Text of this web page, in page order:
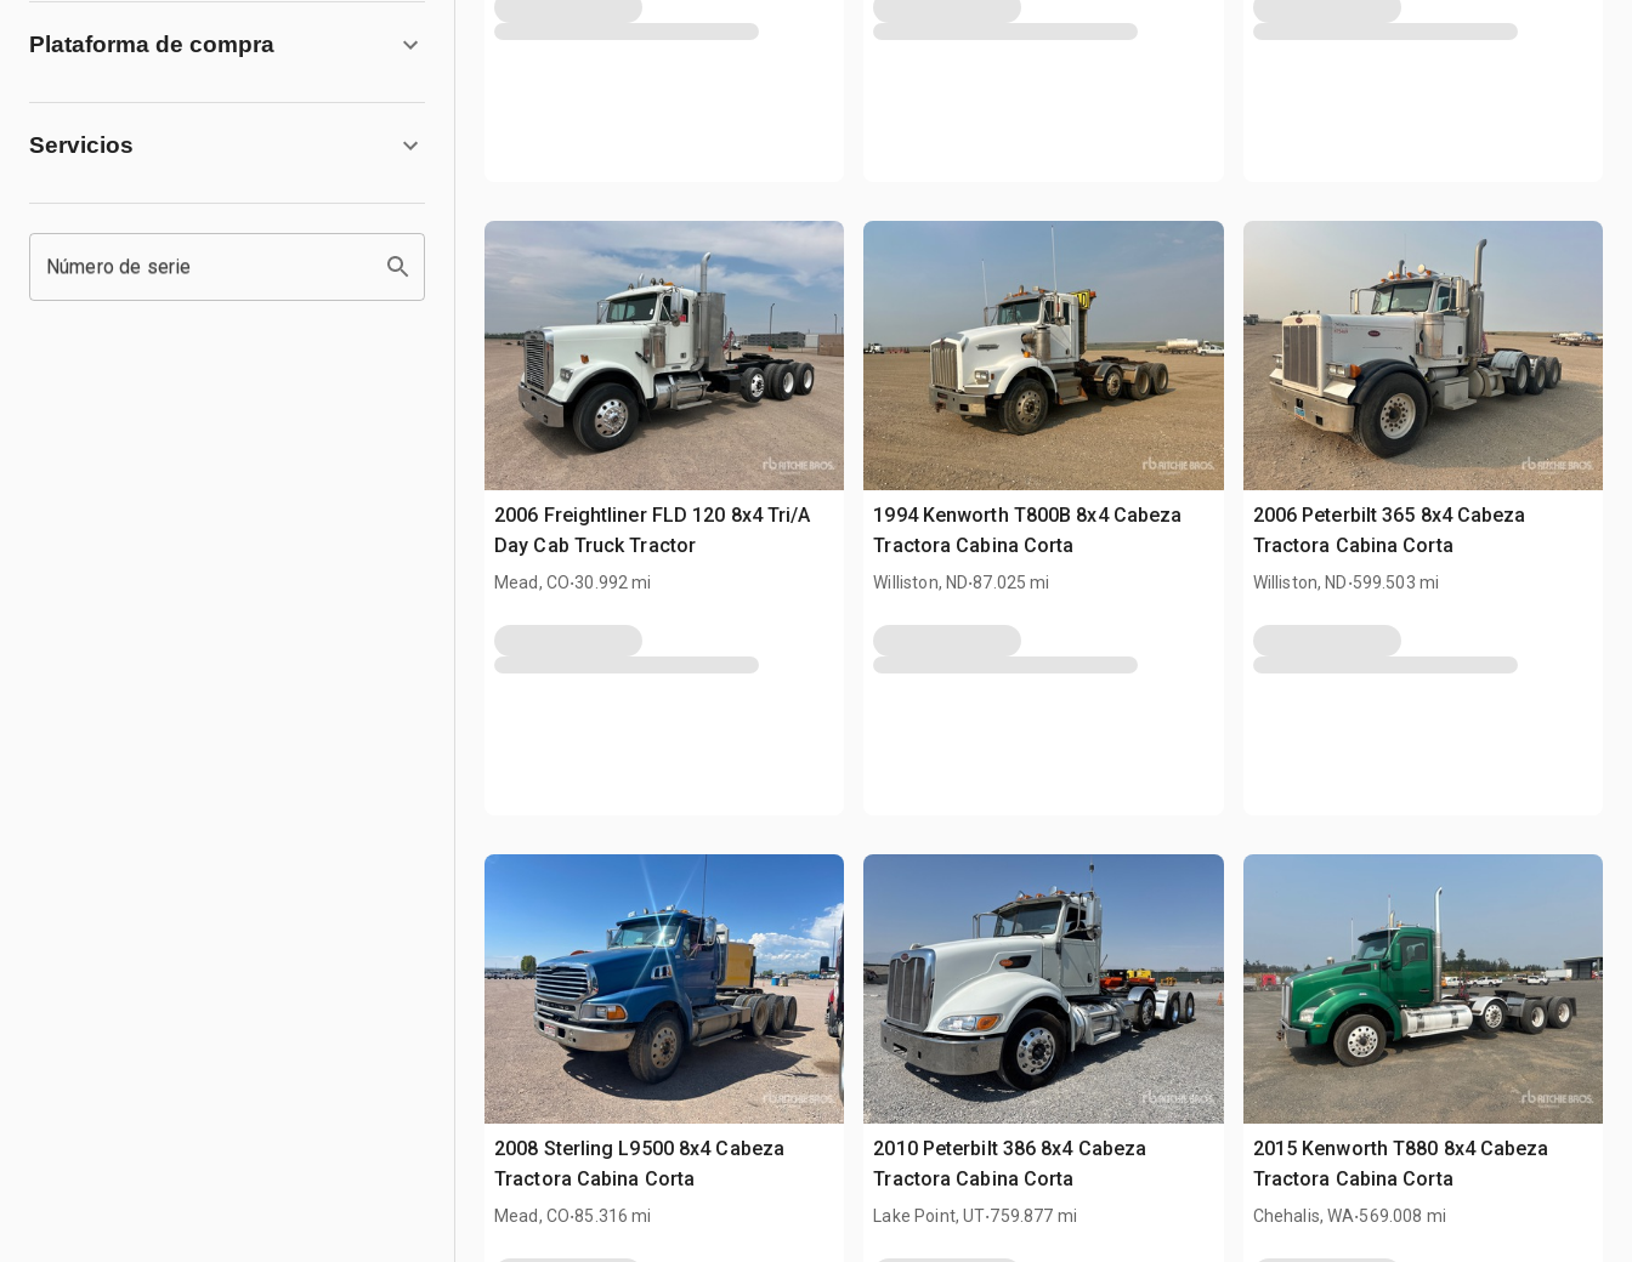
Plataforma de compra
Servicios
Número de serie
2006 Freightliner FLD 120 8x4 Tri/A
Day Cab Truck Tractor
Mead, CO.30.992 mi
1994 Kenworth T800B 8x4 Cabeza
Tractora Cabina Corta
Williston, ND.87.025 mi
2006 Peterbilt 365 8x4 Cabeza
Tractora Cabina Corta
Williston, ND.599.503 mi
2008 Sterling L9500 8x4 Cabeza
Tractora Cabina Corta
Mead, CO.85.316 mi
2010 Peterbilt 386 8x4 Cabeza
Tractora Cabina Corta
Lake Point, UT.759.877 mi
2015 Kenworth T880 8x4 Cabeza
Tractora Cabina Corta
Chehalis, WA.569.008 mi